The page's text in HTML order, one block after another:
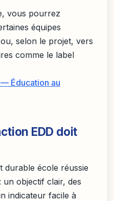
vous pourrez
équipes
selon le projet, vers
comme le label
Éducation au
EDD doit
durable école réussie
un objectif clair, des
indicateur facile à